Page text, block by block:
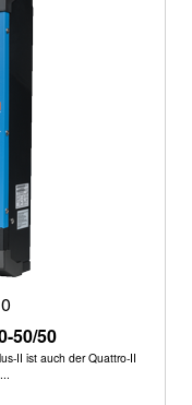
50/50
II ist auch der Quattro-II